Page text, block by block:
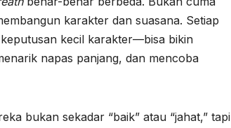
karakter dan suasana. Setiap
kecil karakter—bisa bikin
napas panjang, dan mencoba
bukan sekadar “baik” atau “jahat,” tapi